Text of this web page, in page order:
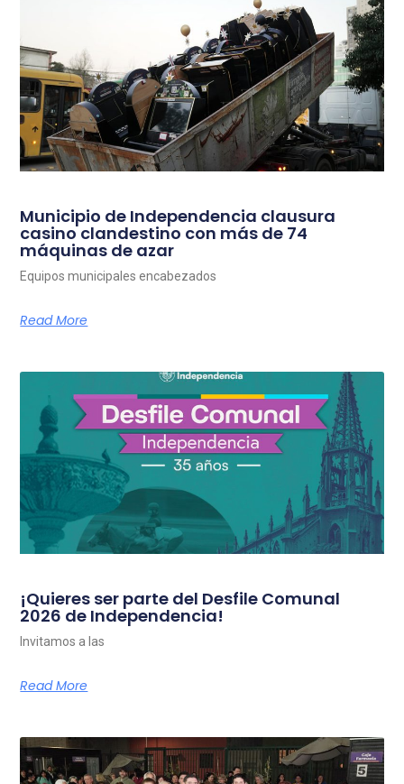
Municipio de Independencia clausura
casino clandestino con más de 74
máquinas de azar
Equipos municipales encabezados
Read More
¡Quieres ser parte del Desfile Comunal
2026 de Independencia!
Invitamos a las
Read More